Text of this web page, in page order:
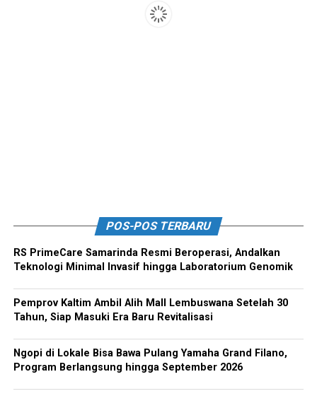
POS-POS TERBARU
RS PrimeCare Samarinda Resmi Beroperasi, Andalkan
Teknologi Minimal Invasif hingga Laboratorium Genomik
Pemprov Kaltim Ambil Alih Mall Lembuswana Setelah 30
Tahun, Siap Masuki Era Baru Revitalisasi
Ngopi di Lokale Bisa Bawa Pulang Yamaha Grand Filano,
Program Berlangsung hingga September 2026